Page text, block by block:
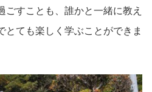
ごすことも、誰かと一緒に教え
とても楽しく学ぶことができま